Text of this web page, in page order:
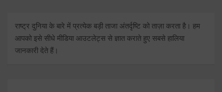
राष्ट्र दुनिया के बारे में प्रत्येक बड़ी ताजा अंतर्दृष्टि को ताज़ा करता है। हम
आपको इसे सीधे मीडिया आउटलेट्स से ज्ञात कराते हुए सबसे हालिया
जानकारी देते हैं।